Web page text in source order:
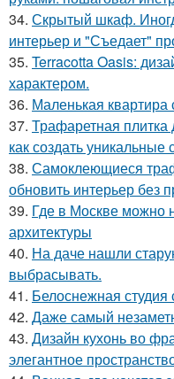
34. Скрытый шкаф.
интерьер и "Съедает"
35. Terracotta Oasis:
характером.
36. Маленькая
37. Трафаретная плитка
как создать уникальные
38. Самоклеющиеся
обновить интерьер без
39. Где в Москве можно
архитектуры
40. На даче нашли
выбрасывать.
41. Белоснежная
42. Даже самый
43. Дизайн кухонь во
элегантное